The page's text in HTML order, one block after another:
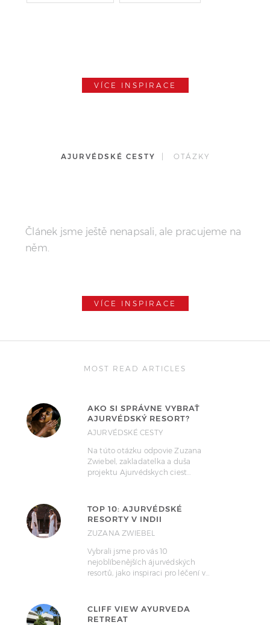
VÍCE INSPIRACE
AJURVÉDSKÉ CESTY | OTÁZKY
Článek jsme ještě nenapsali, ale pracujeme na
něm.
VÍCE INSPIRACE
MOST READ ARTICLES
AKO SI SPRÁVNE VYBRAŤ
AJURVÉDSKÝ RESORT?
AJURVÉDSKÉ CESTY
Na túto otázku odpovie Zuzana
Zwiebel, zakladatelka a duša
projektu Ajurvédskych ciest…
TOP 10: AJURVÉDSKÉ
RESORTY V INDII
ZUZANA ZWIEBEL
Vybrali jsme pro vás 10
nejoblíbenějších ájurvédských
resortů, jako inspiraci pro léčení v…
CLIFF VIEW AYURVEDA
RETREAT